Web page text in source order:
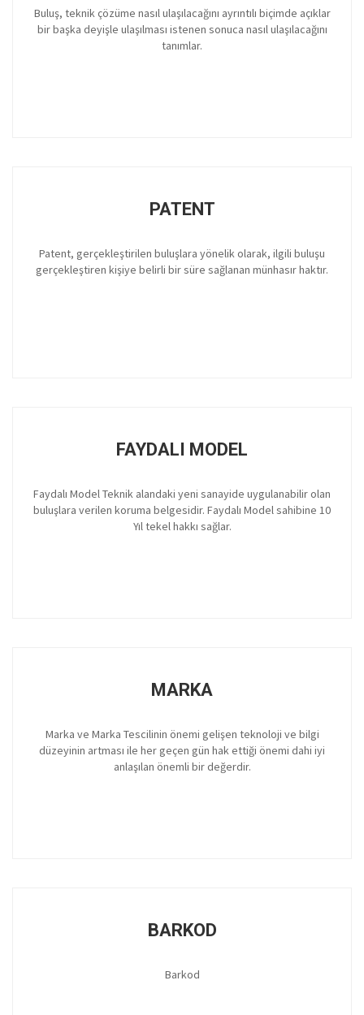
Buluş, teknik çözüme nasıl ulaşılacağını ayrıntılı biçimde açıklar
bir başka deyişle ulaşılması istenen sonuca nasıl ulaşılacağını
tanımlar.
PATENT
Patent, gerçekleştirilen buluşlara yönelik olarak, ilgili buluşu
gerçekleştiren kişiye belirli bir süre sağlanan münhasır haktır.
FAYDALI MODEL
Faydalı Model Teknik alandaki yeni sanayide uygulanabilir olan
buluşlara verilen koruma belgesidir. Faydalı Model sahibine 10
Yıl tekel hakkı sağlar.
MARKA
Marka ve Marka Tescilinin önemi gelişen teknoloji ve bilgi
düzeyinin artması ile her geçen gün hak ettiği önemi dahi iyi
anlaşılan önemli bir değerdir.
BARKOD
Barkod